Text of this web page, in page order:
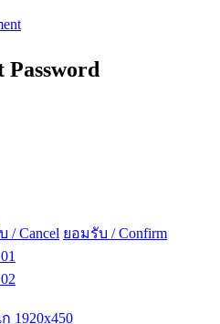
Password
/ Cancel ยอมรับ / Confirm